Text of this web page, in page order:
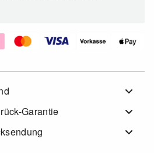
Garantie